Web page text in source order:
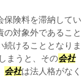
保険料を滞納してい
対象外であること
続けることとなりま
まうと、その会社
会社は法人格がなく